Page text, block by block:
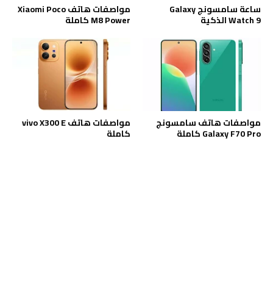
ساعة سامسونج Galaxy
Watch 9 الذكية
مواصفات هاتف Xiaomi Poco
M8 Power كاملة
مواصفات هاتف سامسونج
Galaxy F70 Pro كاملة
مواصفات هاتف vivo X300 E
كاملة